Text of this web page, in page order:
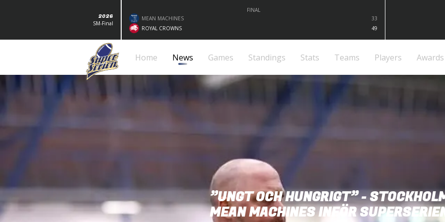
2026
SM-Final
FINAL
MEAN MACHINES
33
ROYAL CROWNS
49
Home News Games Standings Stats Teams Players Awards
”UNGT OCH HUNGRIGT” -
MEAN MACHINES INFÖR